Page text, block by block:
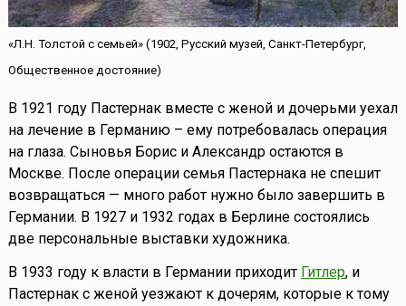
«Л.Н. Толстой с семьей» (1902, Русский музей, Санкт-Петербург,
Общественное достояние)
В 1921 году Пастернак вместе с женой и дочерьми уехал
на лечение в Германию – ему потребовалась операция
на глаза. Сыновья Борис и Александр остаются в
Москве. После операции семья Пастернака не спешит
возвращаться — много работ нужно было завершить в
Германии. В 1927 и 1932 годах в Берлине состоялись
две персональные выставки художника.
В 1933 году к власти в Германии приходит Гитлер, и
Пастернак с женой уезжают к дочерям, которые к тому